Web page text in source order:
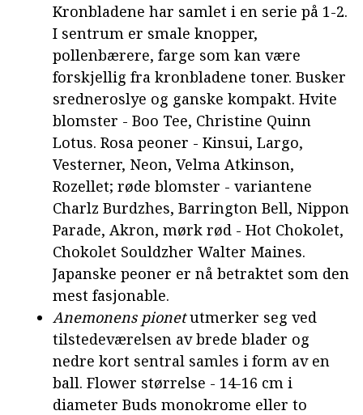
Kronbladene har samlet i en serie på 1-2.
I sentrum er smale knopper,
pollenbærere, farge som kan være
forskjellig fra kronbladene toner. Busker
sredneroslye og ganske kompakt. Hvite
blomster - Boo Tee, Christine Quinn
Lotus. Rosa peoner - Kinsui, Largo,
Vesterner, Neon, Velma Atkinson,
Rozellet; røde blomster - variantene
Charlz Burdzhes, Barrington Bell, Nippon
Parade, Akron, mørk rød - Hot Chokolet,
Chokolet Souldzher Walter Maines.
Japanske peoner er nå betraktet som den
mest fasjonable.
Anemonens pionetutmerker seg ved
tilstedeværelsen av brede blader og
nedre kort sentral samles i form av en
ball. Flower størrelse - 14-16 cm i
diameter Buds monokrome eller to